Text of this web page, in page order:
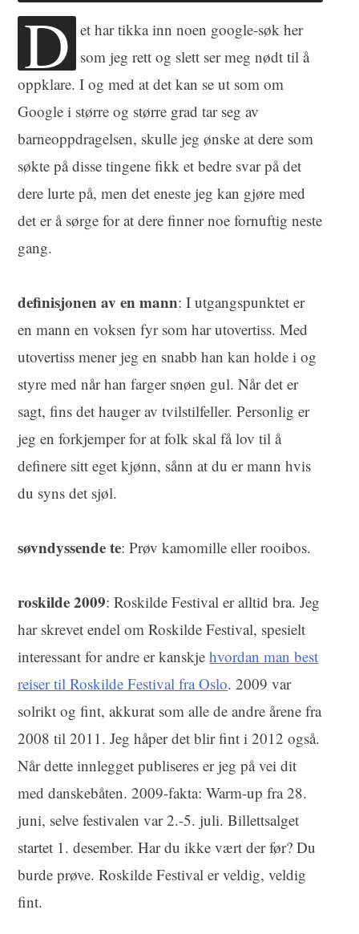
D et har tikka inn noen google-søk her
som jeg rett og slett ser meg nødt til å
oppklare. I og med at det kan se ut som om
Google i større og større grad tar seg av
barneoppdragelsen, skulle jeg ønske at dere som
søkte på disse tingene fikk et bedre svar på det
dere lurte på, men det eneste jeg kan gjøre med
det er å sørge for at dere finner noe fornuftig neste
gang.
definisjonen av en mann: I utgangspunktet er
en mann en voksen fyr som har utovertiss. Med
utovertiss mener jeg en snabb han kan holde i og
styre med når han farger snøen gul. Når det er
sagt, fins det hauger av tvilstilfeller. Personlig er
jeg en forkjemper for at folk skal få lov til å
definere sitt eget kjønn, sånn at du er mann hvis
du syns det sjøl.
søvndyssende te: Prøv kamomille eller rooibos.
roskilde 2009: Roskilde Festival er alltid bra. Jeg
har skrevet endel om Roskilde Festival, spesielt
interessant for andre er kanskjehvordan man best
reiser til Roskilde Festival fra Oslo. 2009 var
solrikt og fint, akkurat som alle de andre årene fra
2008 til 2011. Jeg håper det blir fint i 2012 også.
Når dette innlegget publiseres er jeg på vei dit
med danskebåten. 2009-fakta: Warm-up fra 28.
juni, selve festivalen var 2.-5. juli. Billettsalget
startet 1. desember. Har du ikke vært der før? Du
burde prøve. Roskilde Festival er veldig, veldig
fint.